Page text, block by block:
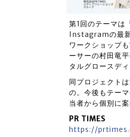
第1回のテーマ
Instagramの最新
ワークショップ
ーサーの村田竜
タルグロースデ
同プロジェクト
の。今後もテー
当者から個別に案
PR TIMES
https://